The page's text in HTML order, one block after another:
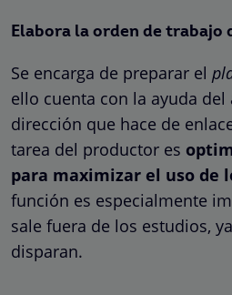
Elabora la orden de trabajo
Se encarga de preparar el
ello cuenta con la ayuda del
dirección que hace de
tarea del productor es
para maximizar el uso de
función es especialmente
sale fuera de los estudios,
disparan.